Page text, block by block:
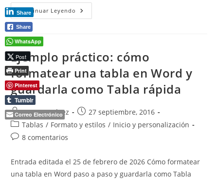
Continuar Leyendo Estilo
Basado
Ejemplo práctico: cómo
formatear una tabla en Word y
guardarla como Tabla rápida
Autor
de
la
entrada:
Pepe Martínez
Publicación
de
la
27 septiembre, 2016
Categoría
de
Tablas / Formato y estilos / Inicio y personalización
Comentarios
la
entrada:
8 comentarios
Entrada editada el 25 de febrero de 2026 Cómo formatear
una tabla en Word paso a paso y guardarla como Tabla
Share
Share
WhatsApp
Post
Print
Pinterest
Tumblr
Correo Electrónico